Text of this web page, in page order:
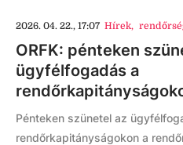
2026. 04. 22., 17:07 Hírek,
ORFK: pénteken
ügyfélfogadás a
Pénteken szünetel az
rendőrkapitányságokon a